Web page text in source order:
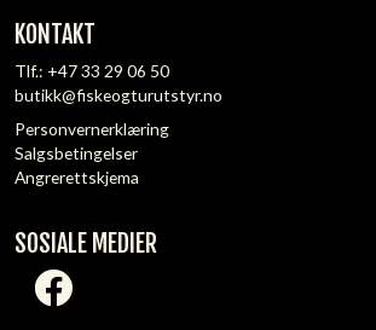
KONTAKT
Tlf.: +47 33 29 06 50
butikk@fiskeogturutstyr.no
Personvernerklæring
Salgsbetingelser
Angrerettskjema
SOSIALE MEDIER